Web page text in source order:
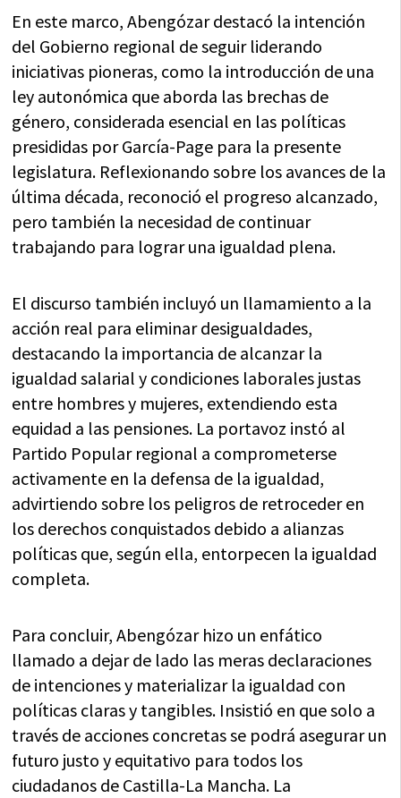
En este marco, Abengózar destacó la intención
del Gobierno regional de seguir liderando
iniciativas pioneras, como la introducción de una
ley autonómica que aborda las brechas de
género, considerada esencial en las políticas
presididas por García-Page para la presente
legislatura. Reflexionando sobre los avances de la
última década, reconoció el progreso alcanzado,
pero también la necesidad de continuar
trabajando para lograr una igualdad plena.
El discurso también incluyó un llamamiento a la
acción real para eliminar desigualdades,
destacando la importancia de alcanzar la
igualdad salarial y condiciones laborales justas
entre hombres y mujeres, extendiendo esta
equidad a las pensiones. La portavoz instó al
Partido Popular regional a comprometerse
activamente en la defensa de la igualdad,
advirtiendo sobre los peligros de retroceder en
los derechos conquistados debido a alianzas
políticas que, según ella, entorpecen la igualdad
completa.
Para concluir, Abengózar hizo un enfático
llamado a dejar de lado las meras declaraciones
de intenciones y materializar la igualdad con
políticas claras y tangibles. Insistió en que solo a
través de acciones concretas se podrá asegurar un
futuro justo y equitativo para todos los
ciudadanos de Castilla-La Mancha. La